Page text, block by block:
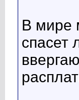
В мире
спасет